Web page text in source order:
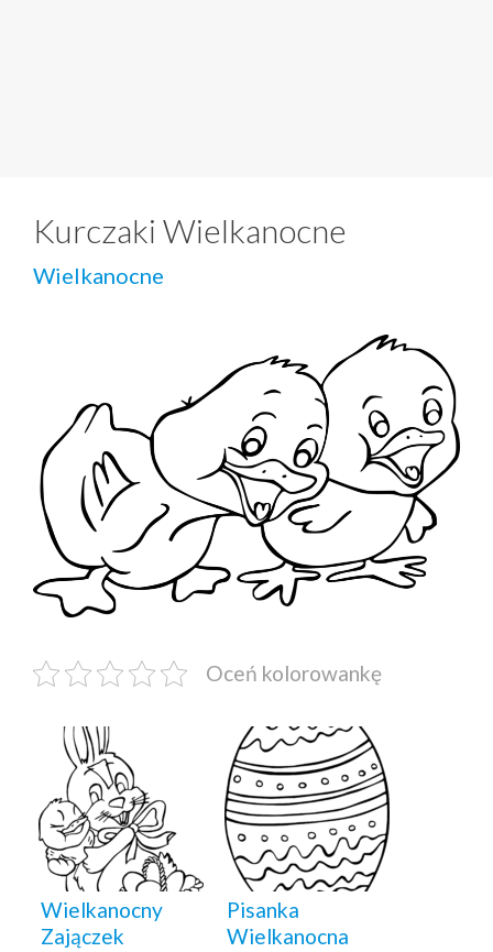
Kurczaki Wielkanocne
Wielkanocne
Oceń kolorowankę
Wielkanocny
Zajączek
Pisanka
Wielkanocna